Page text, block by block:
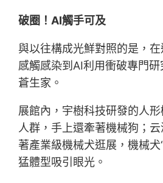
破圈！AI觸手可及
與以往構成光鮮對照的是，
感觸感染到AI利用衝破專門
蒼生家。
展館內，宇樹科技研發的人
人群，手上還牽著機械狗；
著產業級機械犬逛展，機械犬
猛體型吸引眼光。